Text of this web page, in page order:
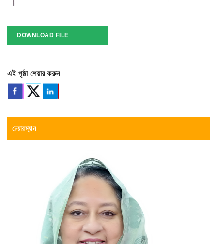
DOWNLOAD FILE
এই পৃষ্ঠা শেয়ার করুন
চেয়ারম্যান